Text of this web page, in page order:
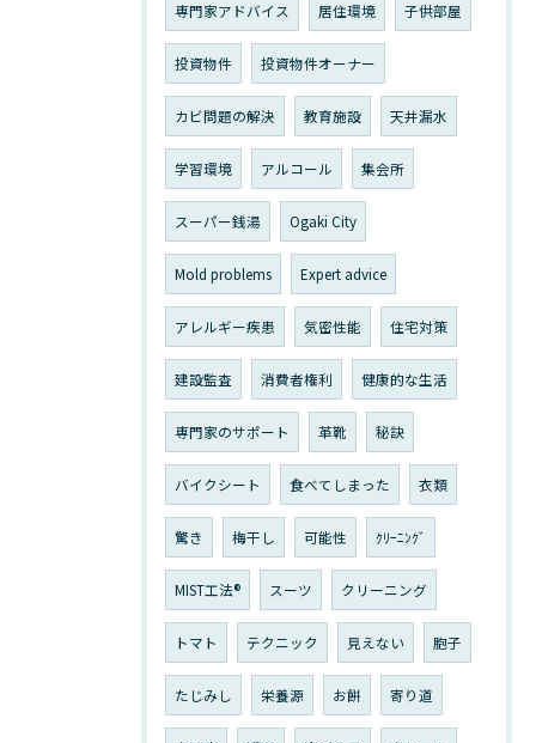
専門家アドバイス 居住環境 子供部屋
投資物件 投資物件オーナー
カビ問題の解決 教育施設 天井漏水
学習環境 アルコール 集会所
スーパー銭湯 Ogaki City
Mold problems Expert advice
アレルギー疾患 気密性能 住宅対策
建設監査 消費者権利 健康的な生活
専門家のサポート 革靴 秘訣
バイクシート 食べてしまった 衣類
驚き 梅干し 可能性 ｸﾘｰﾆﾝｸﾞ
MIST工法® スーツ クリーニング
トマト テクニック 見えない 胞子
たじみし 栄養源 お餅 寄り道